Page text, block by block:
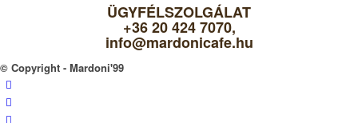
ÜGYFÉLSZOLGÁLAT
+36 20 424 7070,
info@mardonicafe.hu
© Copyright - Mardoni'99